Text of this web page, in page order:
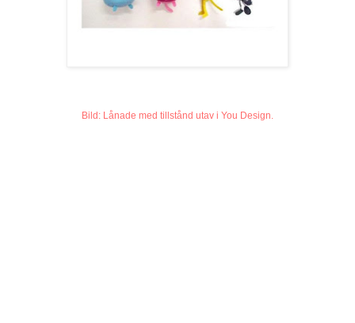
Bild: Lånade med tillstånd utav i You Design.